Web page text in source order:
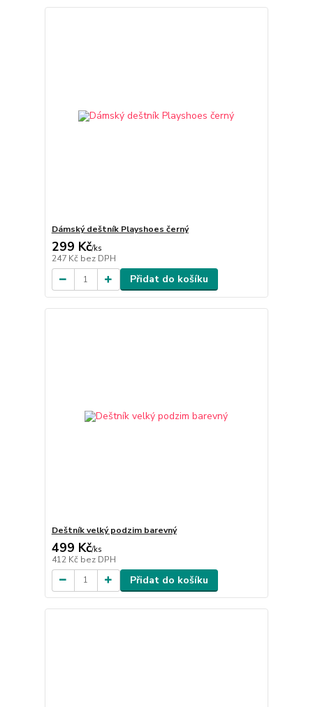
Dámský deštník Playshoes černý
299 Kč/ks
247 Kč bez DPH
Přidat do košíku
Deštník velký podzim barevný
499 Kč/ks
412 Kč bez DPH
Přidat do košíku